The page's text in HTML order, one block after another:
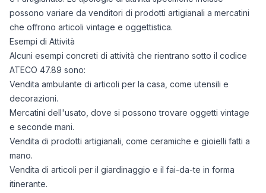
possono variare da venditori di prodotti artigianali a mercatini
che offrono articoli vintage e oggettistica.
Esempi di Attività
Alcuni esempi concreti di attività che rientrano sotto il codice
ATECO 47.89 sono:
Vendita ambulante di articoli per la casa, come utensili e
decorazioni.
Mercatini dell'usato, dove si possono trovare oggetti vintage
e seconde mani.
Vendita di prodotti artigianali, come ceramiche e gioielli fatti a
mano.
Vendita di articoli per il giardinaggio e il fai-da-te in forma
itinerante.